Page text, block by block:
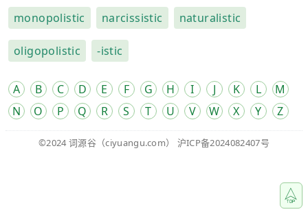
monopolistic narcissistic naturalistic
oligopolistic -istic
A B C D E F G H I J K L
M
N
O P Q R S T U V W X Y Z
©2024 词源谷 （ciyuangu.com） 沪ICP备2024082407号